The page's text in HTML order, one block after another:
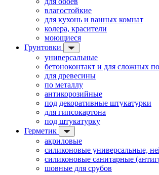
влагостойкие
для кухонь и ванных комнат
колера, красители
моющиеся
Грунтовки
универсальные
бетоноконтакт и для сложных
для древесины
по металлу
антикорозийные
под декоративные штукатурки
для гипсокартона
под штукатурку
Герметик
акриловые
силиконовые универсальные,
силиконовые санитарные
шовные для срубов